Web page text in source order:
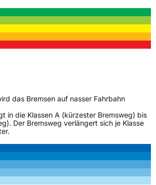
das Bremsen auf nasser Fahrbahn
in die Klassen A (kürzester Bremsweg) bis
Der Bremsweg verlängert sich je Klasse